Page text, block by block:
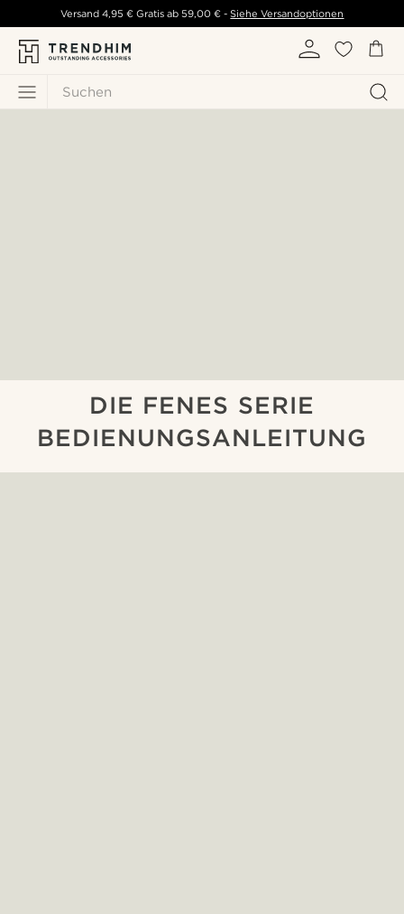
Suchen
Versand 4,95 € Gratis ab 59,00 € - Siehe Versandoptionen
DIE FENES SERIE
BEDIENUNGSANLEITUNG